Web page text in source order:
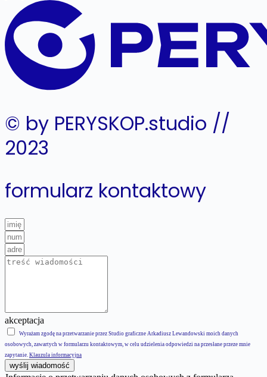
© by PERYSKOP.studio //
2023
formularz kontaktowy
akceptacja
Wyrażam zgodę na przetwarzanie przez Studio graficzne Arkadiusz Lewandowski moich danych
osobowych, zawartych w formularzu kontaktowym, w celu udzielenia odpowiedzi na przesłane przeze mnie
zapytanie. Klauzula informacyjna
wyślij wiadomość